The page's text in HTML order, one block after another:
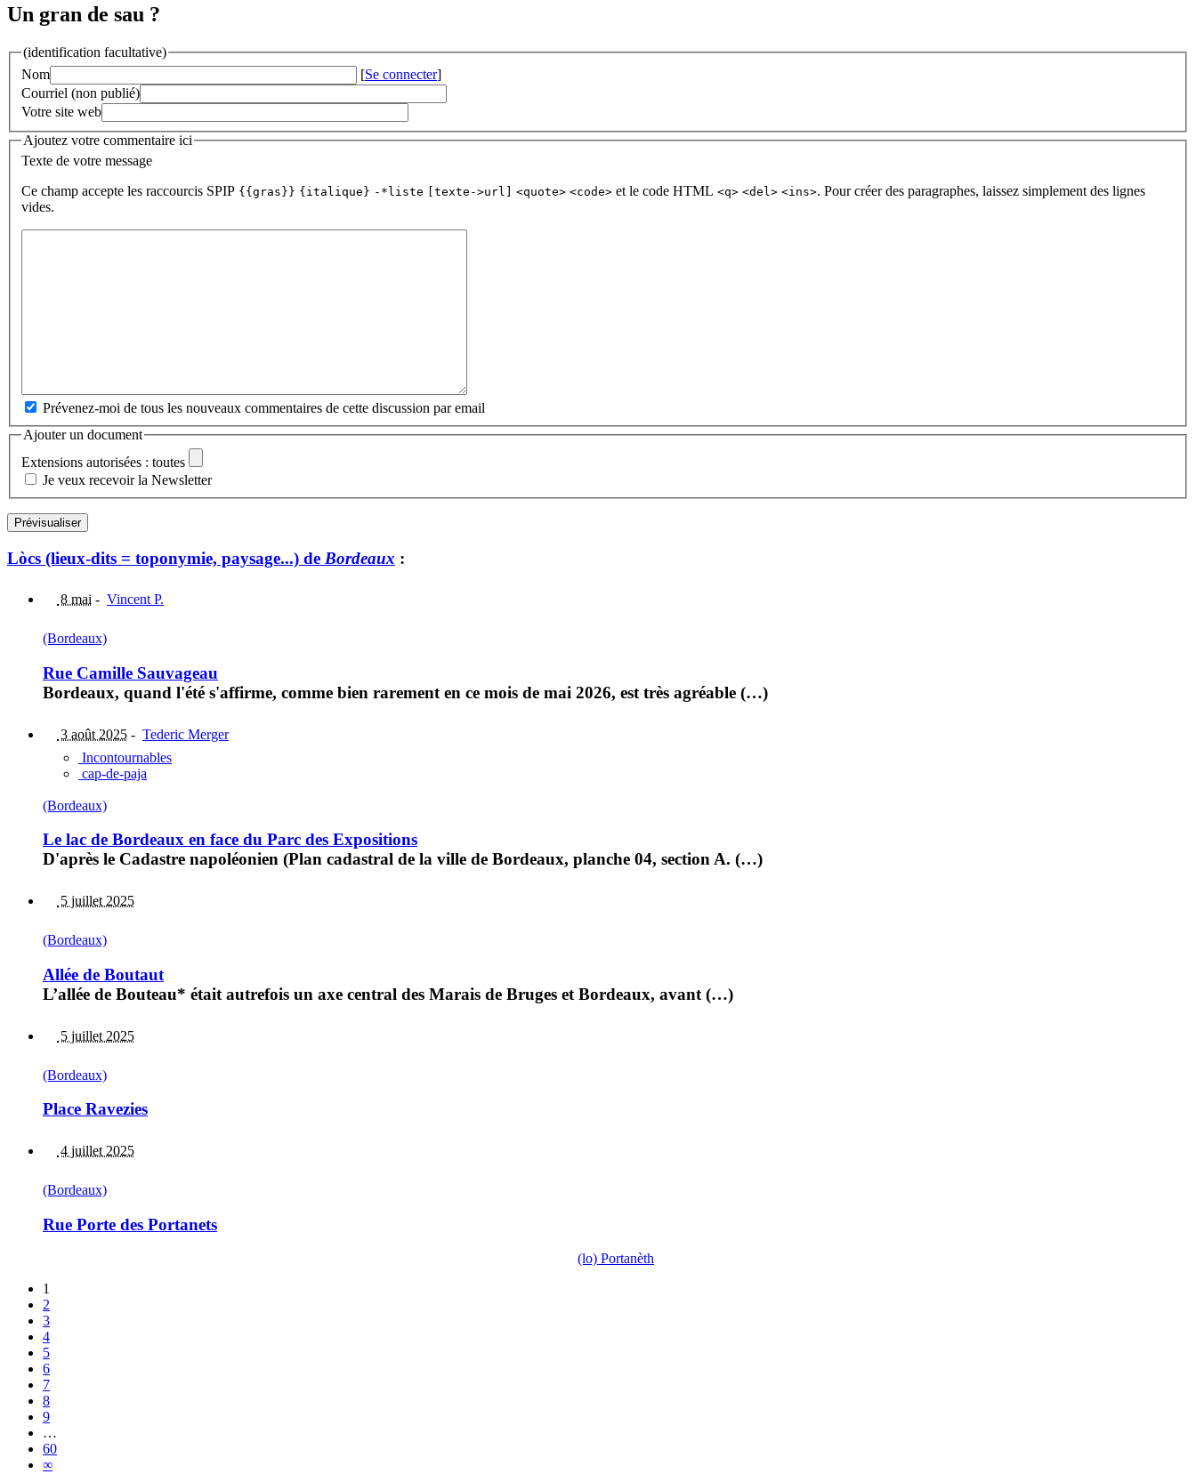
Un gran de sau ?
(identification facultative)
Nom
[Se connecter]
Courriel (non publié)
Votre site web
Ajoutez votre commentaire ici
Texte de votre message
Ce champ accepte les raccourcis SPIP {{gras}} {italique} -*liste [texte->url] <quote> <code> et le code HTML <q> <del> <ins>. Pour créer des paragraphes, laissez simplement des lignes
vides.
Prévenez-moi de tous les nouveaux commentaires de cette discussion par email
Ajouter un document
Extensions autorisées : toutes
Je veux recevoir la Newsletter
Lòcs (lieux-dits = toponymie, paysage...) de Bordeaux :
8 mai - Vincent P.
(Bordeaux)
Rue Camille Sauvageau
Bordeaux, quand l'été s'affirme, comme bien rarement en ce mois de mai 2026, est très agréable (…)
3 août 2025 - Tederic Merger
Incontournables
cap-de-paja
(Bordeaux)
Le lac de Bordeaux en face du Parc des Expositions
D'après le Cadastre napoléonien (Plan cadastral de la ville de Bordeaux, planche 04, section A. (…)
5 juillet 2025
(Bordeaux)
Allée de Boutaut
L’allée de Bouteau* était autrefois un axe central des Marais de Bruges et Bordeaux, avant (…)
5 juillet 2025
(Bordeaux)
Place Ravezies
4 juillet 2025
(Bordeaux)
Rue Porte des Portanets
(lo) Portanèth
1
2
3
4
5
6
7
8
9
…
60
∞